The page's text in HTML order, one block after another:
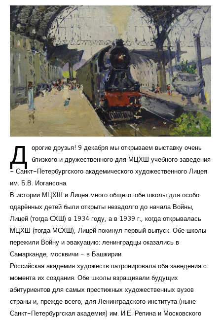
Д орогие друзья! 9 декабря мы открываем выставку очень
близкого и дружественного для МЦХШ учебного заведения
- Санкт-Петербургского академического художественного Лицея
им. Б.В. Иогансона.
В истории МЦХШ и Лицея много общего: обе школы для особо
одарённых детей были открыты незадолго до начала Войны,
Лицей (тогда СХШ) в 1934 году, а в 1939 г., когда открывалась
МЦХШ (тогда МСХШ), Лицей покинул первый выпуск. Обе школы
пережили Войну и эвакуацию: ленинградцы оказались в
Самарканде, москвичи - в Башкирии.
Российская академия художеств патронировала оба заведения с
момента их создания. Обе школы взращивали будущих
абитуриентов для самых престижных художественных вузов
страны и, прежде всего, для Ленинградского института (ныне
Санкт-Петербургская академия) им. И.Е. Репина и Московского